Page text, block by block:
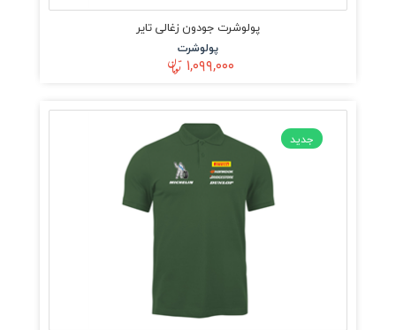
پولوشرت جودون زغالی تایر
پولوشرت
۱,۰۹۹,۰۰۰
جدید